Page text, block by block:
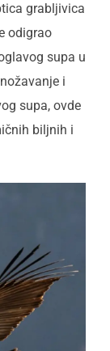
grabljivica
odigrao
supa u
i
supa, ovde
biljnih i